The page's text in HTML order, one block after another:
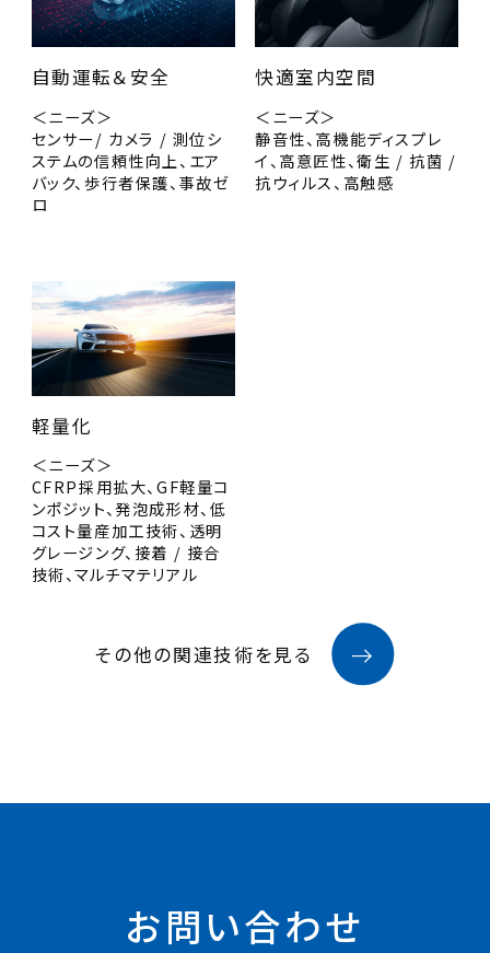
自動運転＆安全
＜ニーズ＞
センサー/ カメラ / 測位シ
ステムの信頼性向上、エア
バック、歩行者保護、事故ゼ
ロ
快適室内空間
＜ニーズ＞
静音性、高機能ディスプレ
イ、高意匠性、衛生 / 抗菌 /
抗ウィルス、高触感
軽量化
＜ニーズ＞
CFRP採用拡大、GF軽量コ
ンポジット、発泡成形材、低
コスト量産加工技術、透明
グレージング、接着 / 接合
技術、マルチマテリアル
その他の関連技術を見る
お問い合わせ